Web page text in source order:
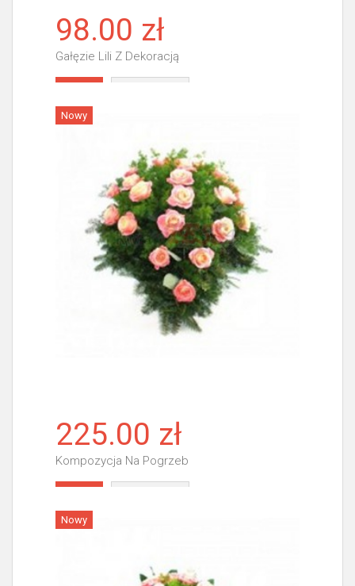
98.00 zł
Gałęzie Lili Z Dekoracją
Nowy
225.00 zł
Kompozycja Na Pogrzeb
Nowy